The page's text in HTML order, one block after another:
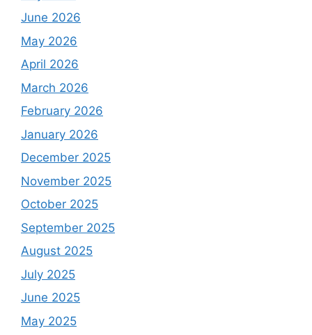
June 2026
May 2026
April 2026
March 2026
February 2026
January 2026
December 2025
November 2025
October 2025
September 2025
August 2025
July 2025
June 2025
May 2025